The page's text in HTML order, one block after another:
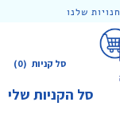
שלנו
(0) סל קניות
סל הקניות שלי